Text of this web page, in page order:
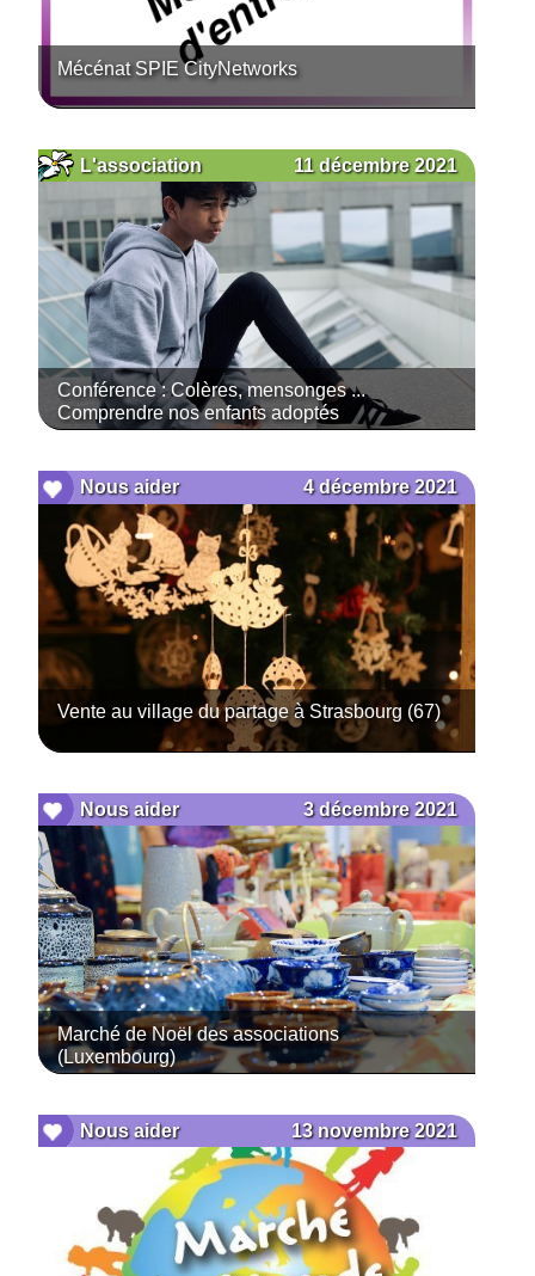
Mécénat SPIE CityNetworks
11 décembre 2021
L'association
Conférence : Colères, mensonges ...
Comprendre nos enfants adoptés
4 décembre 2021
Nous aider
Vente au village du partage à Strasbourg (67)
3 décembre 2021
Nous aider
Marché de Noël des associations
(Luxembourg)
13 novembre 2021
Nous aider